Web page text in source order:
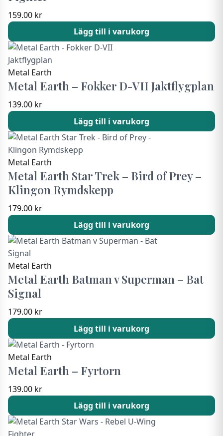
159.00 kr
Lägg till i varukorg
Metal Earth
Metal Earth – Fokker D-VII Jaktflygplan
139.00 kr
Lägg till i varukorg
Metal Earth
Metal Earth Star Trek – Bird of Prey –
Klingon Rymdskepp
179.00 kr
Lägg till i varukorg
Metal Earth
Metal Earth Batman v Superman – Bat
Signal
179.00 kr
Lägg till i varukorg
Metal Earth
Metal Earth – Fyrtorn
139.00 kr
Lägg till i varukorg